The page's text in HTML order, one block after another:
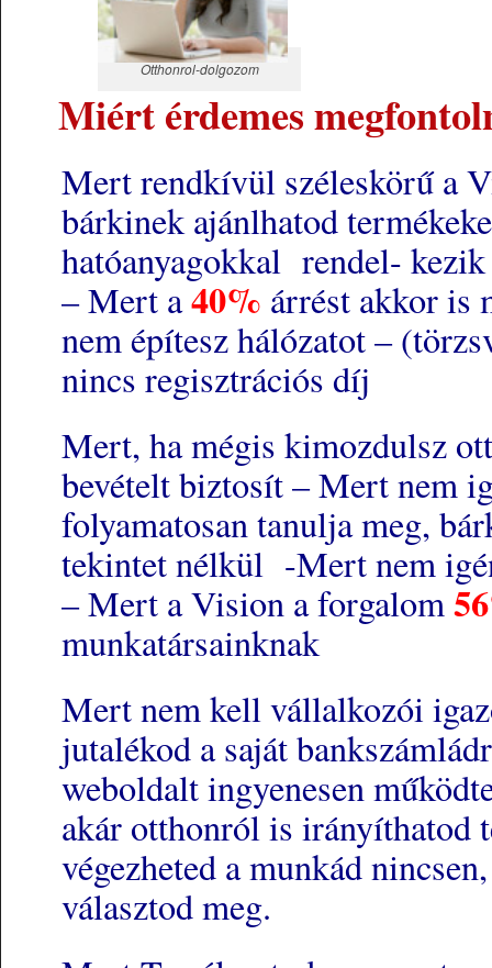
Otthonrol-dolgozom
Miért érdemes
Mert rendkívül széleskörű a
bárkinek ajánlhatod
hatóanyagokkal rendel-
– Mert a40% árrést akkor is
nem építesz hálózatot –
nincs regisztrációs díj
Mert, ha mégis kimozdulsz
bevételt biztosít – Mert nem
folyamatosan tanulja meg,
tekintet nélkül -Mert nem
– Mert a Vision a forgalom
Mert nem kell vállalkozói
jutalékod a saját
weboldalt ingyenesen
akár otthonról is irányíthatod
végezheted a munkád
választod meg.